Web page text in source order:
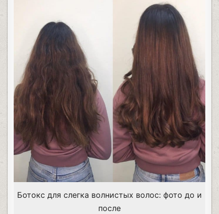
Ботокс для слегка волнистых волос: фото до и
после